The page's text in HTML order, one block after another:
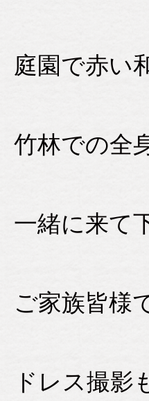
庭園で赤い
竹林での全
一緒に来て
ご家族皆様
ドレス撮影